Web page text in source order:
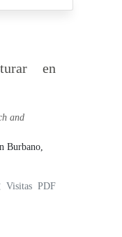
en
and
Burbano,
Visitas PDF